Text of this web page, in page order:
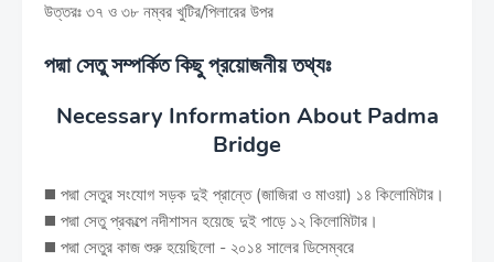
উত্তরঃ ৩৭ ও ৩৮ নম্বর খুটির/পিলারের উপর
পদ্মা সেতু সম্পর্কিত কিছু প্রয়োজনীয় তথ্যঃ
Necessary Information About Padma
Bridge
◼️ পদ্মা সেতুর সংযোগ সড়ক দুই প্রান্তে (জাজিরা ও মাওয়া) ১৪ কিলোমিটার।
◼️ পদ্মা সেতু প্রকল্পে নদীশাসন হয়েছে দুই পাড়ে ১২ কিলোমিটার।
◼️ পদ্মা সেতুর কাজ শুরু হয়েছিলো - ২০১৪ সালের ডিসেম্বরে